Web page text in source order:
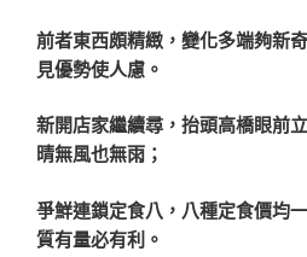
前者東西頗精緻，變化多端夠新
見優勢使人慮。
新開店家繼續尋，抬頭高橋眼前
晴無風也無雨；
爭鮮連鎖定食八，八種定食價均
質有量必有利。